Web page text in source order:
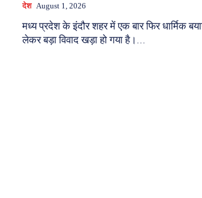
देश August 1, 2026
मध्य प्रदेश के इंदौर शहर में एक बार फिर धार्मिक
लेकर बड़ा विवाद खड़ा हो गया है।...